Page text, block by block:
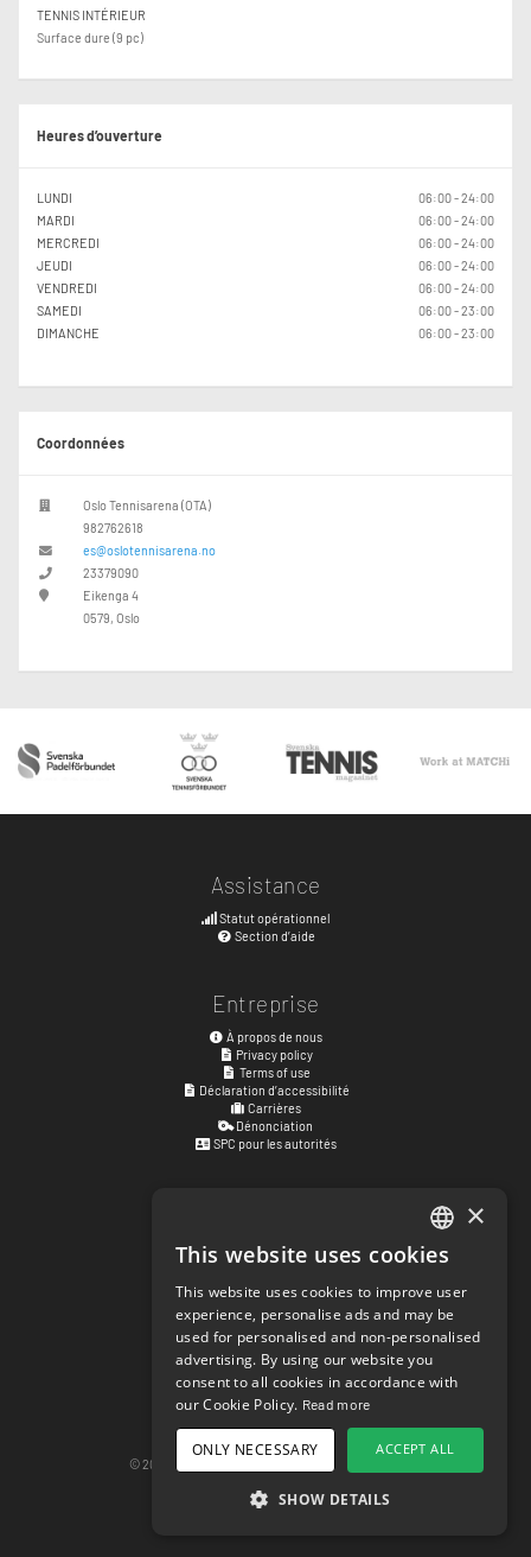
TENNIS INTÉRIEUR
Surface dure (9 pc)
Heures d’ouverture
LUNDI
06:00 - 24:00
MARDI
06:00 - 24:00
MERCREDI
06:00 - 24:00
JEUDI
06:00 - 24:00
VENDREDI
06:00 - 24:00
SAMEDI
06:00 - 23:00
DIMANCHE
06:00 - 23:00
Coordonnées
Oslo Tennisarena (OTA)
982762618
es@oslotennisarena.no
23379090
Eikenga 4
0579, Oslo
Assistance
Statut opérationnel
Section d’aide
Entreprise
À propos de nous
Privacy policy
Terms of use
Déclaration d’accessibilité
Carrières
Dénonciation
SPC pour les autorités
Kyrkogatan 17
411 15Göteborg,Suède
Réseaux sociaux
facebook.com/matchisports
instagram.com/matchisports
Blog MATCHi
Paramètres concernant les cookies
© 2026 matchi.se
ENGLISH
SWEDISH
NORWEGIAN
DANISH
×
This website uses cookies
This website uses cookies to improve user
experience, personalise ads and may be
used for personalised and non-personalised
advertising. By using our website you
consent to all cookies in accordance with
our Cookie Policy. Read more
ACCEPT ALL
ONLY NECESSARY
SHOW DETAILS